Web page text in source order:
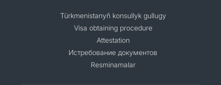
Türkmenistanyň konsullyk gullugy
Visa obtaining procedure
Attestation
Истребование документов
Resminamalar